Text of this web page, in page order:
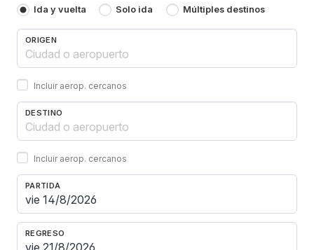
Ida y vuelta Solo ida Múltiples destinos
ORIGEN
Incluir aerop. cercanos
DESTINO
Incluir aerop. cercanos
PARTIDA
REGRESO